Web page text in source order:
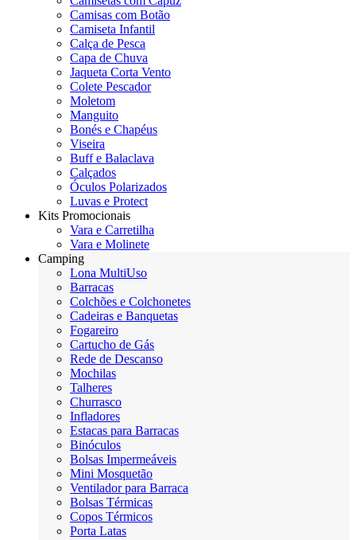
Camisas com Botão
Camiseta Infantil
Calça de Pesca
Capa de Chuva
Jaqueta Corta Vento
Colete Pescador
Moletom
Manguito
Bonés e Chapéus
Viseira
Buff e Balaclava
Calçados
Óculos Polarizados
Luvas e Protect
Kits Promocionais
Vara e Carretilha
Vara e Molinete
Camping
Lona MultiUso
Barracas
Colchões e Colchonetes
Cadeiras e Banquetas
Fogareiro
Cartucho de Gás
Rede de Descanso
Mochilas
Talheres
Churrasco
Infladores
Estacas para Barracas
Binóculos
Bolsas Impermeáveis
Mini Mosquetão
Ventilador para Barraca
Bolsas Térmicas
Copos Térmicos
Porta Latas